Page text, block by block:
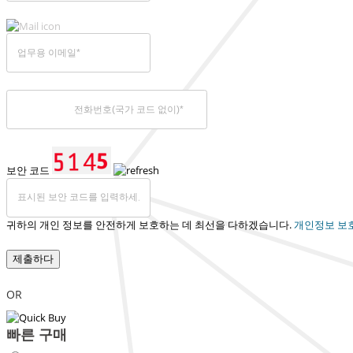
보안 코드
귀하의 개인 정보를 안전하게 보호하는 데 최선을 다하겠습니다. 개인정보 보
제출하다
OR
빠른 구매